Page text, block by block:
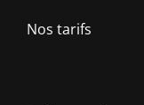
Nos tarifs